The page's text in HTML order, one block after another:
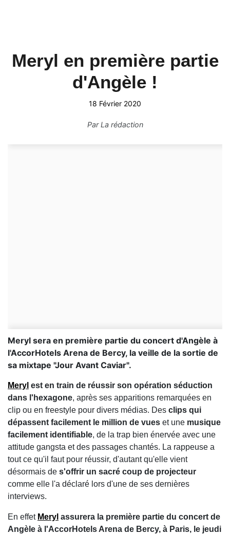
Meryl en première partie
d'Angèle !
18 Février 2020
ParLa rédaction
Meryl sera en première partie du concert d'Angèle à
l'AccorHotels Arena de Bercy, la veille de la sortie de
sa mixtape "Jour Avant Caviar".
Meryl est en train de réussir son opération séduction
dans l'hexagone, après ses apparitions remarquées en
clip ou en freestyle pour divers médias. Des clips qui
dépassent facilement le million de vues et une musique
facilement identifiable, de la trap bien énervée avec une
attitude gangsta et des passages chantés. La rappeuse a
tout ce qu'il faut pour réussir, d'autant qu'elle vient
désormais de s'offrir un sacré coup de projecteur
comme elle l'a déclaré lors d'une de ses dernières
interviews.
En effet Meryl assurera la première partie du concert de
Angèle à l'AccorHotels Arena de Bercy, à Paris, le jeudi